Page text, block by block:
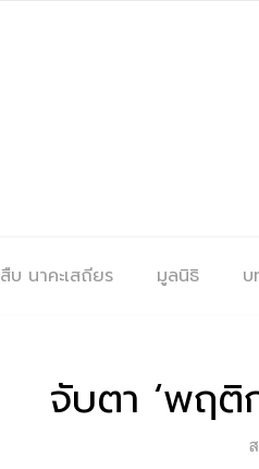
สืบ นาคะเสถียร มูลนิธิ บ
จับตา ‘พฤ